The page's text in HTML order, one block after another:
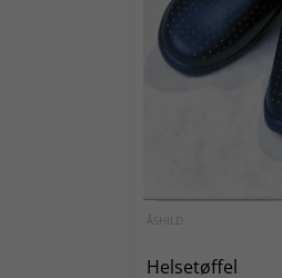
ÅSHILD
Helsetøffel